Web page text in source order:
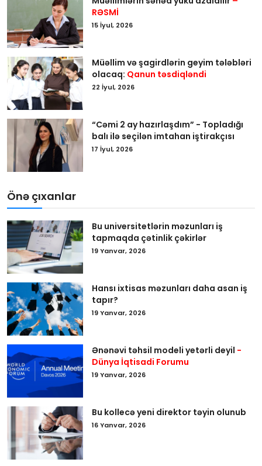
RƏSMİ
15 İyul, 2026
Müəllim və şagirdlərin geyim tələbləri
olacaq: Qanun təsdiqləndi
22 İyul, 2026
“Cəmi 2 ay hazırlaşdım” - Topladığı
balı ilə seçilən imtahan iştirakçısı
17 İyul, 2026
Önə çıxanlar
Bu universitetlərin məzunları iş
tapmaqda çətinlik çəkirlər
19 Yanvar, 2026
Hansı ixtisas məzunları daha asan iş
tapır?
19 Yanvar, 2026
Ənənəvi təhsil modeli yetərli deyil -
Dünya İqtisadi Forumu
19 Yanvar, 2026
Bu kollecə yeni direktor təyin olunub
16 Yanvar, 2026